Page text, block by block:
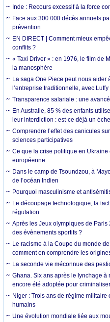
Inde : Recours excessif à la force
Face aux 300 000 décès annuels
prévention
EN DIRECT | Comment mieux
conflits ?
« Taxi Driver » : en 1976, le film de
la manosphère
La saga One Piece peut nous aider
l’entreprise traditionnelle, avec
Transparence salariale : une
En Australie, 85 % des enfants
leur interdiction : est-ce déjà un
Comprendre l’effet des canicules
sciences participatives
Ce que la crise politique en Ukraine
européenne
Dans le camp de Tsoundzou, à
de l’océan Indien
Pourquoi masculinisme et
Le découpage technologique, la
régulation
Après les Jeux olympiques de
des évènements sportifs ?
Le racisme à la Coupe du monde
comment en comprendre les
La seconde vie méconnue des
Ghana. Six ans après le lynchage à
encore été adoptée pour
Niger : Trois ans de régime
humains
Une évolution mondiale liée aux